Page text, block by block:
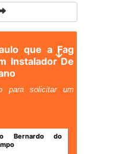
que a Fag
Instalador De
para solicitar um
Bernardo do